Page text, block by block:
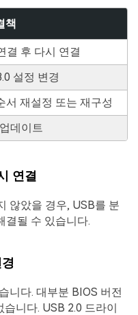
책
결 후 다시 연결
설정 변경
서 재설정 또는 재구성
데이트
연결
않았을 경우, USB를 분
결될 수 있습니다.
니다. 대부분 BIOS 버전
니다. USB 2.0 드라이